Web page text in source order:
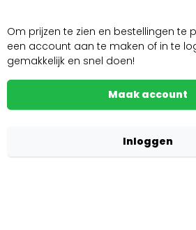
Om prijzen te zien en bestellingen te
een account aan te maken of in te
gemakkelijk en snel doen!
Maak account
Inloggen